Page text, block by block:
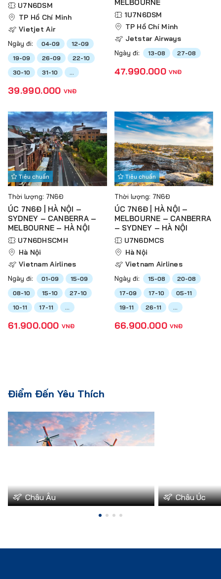
U7N6DSM
TP Hồ Chí Minh
Vietjet Air
Ngày đi: 04-09
12-09
19-09
26-09
22-10
30-10
31-10
39.990.000 VNĐ
MELBOURNE
1U7N6DSM
TP Hồ Chí Minh
Jetstar Airways
Ngày đi: 13-08 27-08
47.990.000 VNĐ
Tiêu chuẩn
Thời lượng: 7N6Đ
ÚC 7N6Đ | HÀ NỘI –
SYDNEY – CANBERRA –
MELBOURNE – HÀ NỘI
U7N6DHSCMH
Hà Nội
Vietnam Airlines
Ngày đi: 01-09
15-09
08-10
15-10
27-10
10-11
17-11 ...
61.900.000 VNĐ
Tiêu chuẩn
Thời lượng: 7N6Đ
ÚC 7N6Đ | HÀ NỘI –
MELBOURNE – CANBERRA
– SYDNEY – HÀ NỘI
U7N6DMCS
Hà Nội
Vietnam Airlines
Ngày đi: 15-08
20-08
17-09
17-10
05-11
19-11
26-11 ...
66.900.000 VNĐ
Điểm Đến Yêu Thích
Châu Âu Châu Úc